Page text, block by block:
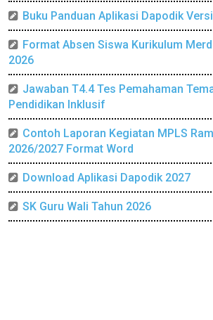
Buku Panduan Aplikasi Dapodik
Format Absen Siswa Kurikulum
2026
Jawaban T4.4 Tes Pemahaman
Pendidikan Inklusif
Contoh Laporan Kegiatan MPLS
2026/2027 Format Word
Download Aplikasi Dapodik 2027
SK Guru Wali Tahun 2026